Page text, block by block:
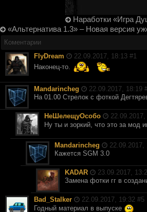
Наработки «Игра
«Альтернатива 1.3» – Новая версия
Коментарии
FlyDream
22.09.2017, 18:13 #1
Наконец-то.
Mandarincheg 22.09.2017, 18:19
На 01.00 Стрелок с фоткой
НеШелещуОсобо
Ну ты и зоркий, что это за мод
Mandarincheg 22.09.2017,
Кажется SGM 3.0
KADAR 23.09.2017,
Замена фотки гг в
Bad_Stalker 22.09.2017, 19:32 #5
Годный материал в выпуске